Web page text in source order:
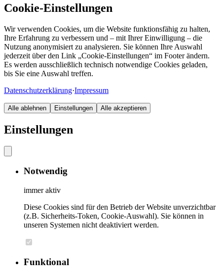
Cookie-Einstellungen
Wir verwenden Cookies, um die Website funktionsfähig zu halten,
Ihre Erfahrung zu verbessern und – mit Ihrer Einwilligung – die
Nutzung anonymisiert zu analysieren. Sie können Ihre Auswahl
jederzeit über den Link „Cookie-Einstellungen“ im Footer ändern.
Es werden ausschließlich technisch notwendige Cookies geladen,
bis Sie eine Auswahl treffen.
Datenschutzerklärung·Impressum
Alle ablehnen Einstellungen Alle akzeptieren
Einstellungen
Notwendig
immer aktiv
Diese Cookies sind für den Betrieb der Website unverzichtbar
(z.B. Sicherheits-Token, Cookie-Auswahl). Sie können in
unseren Systemen nicht deaktiviert werden.
Funktional